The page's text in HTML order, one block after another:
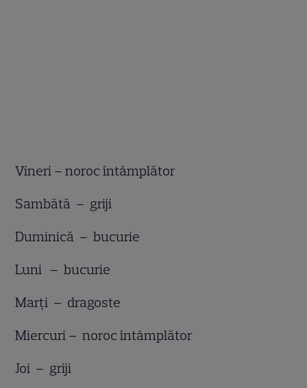
Vineri – noroc întâmplător
Sambătă – griji
Duminică – bucurie
Luni – bucurie
Marţi – dragoste
Miercuri – noroc întâmplător
Joi – griji